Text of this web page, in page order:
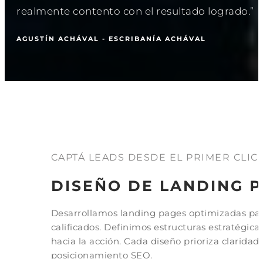
realmente contento con el resultado logrado.”
AGUSTÍN ACHÁVAL - ESCRIBANÍA ACHÁVAL
CAPTÁ LEADS DESDE EL PRIMER CLIC.
DISEÑO DE LANDING
Desarrollamos landing pages optimizadas
calificados. Definimos estructuras
hacia la acción. Cada diseño prioriza
posicionamiento SEO.